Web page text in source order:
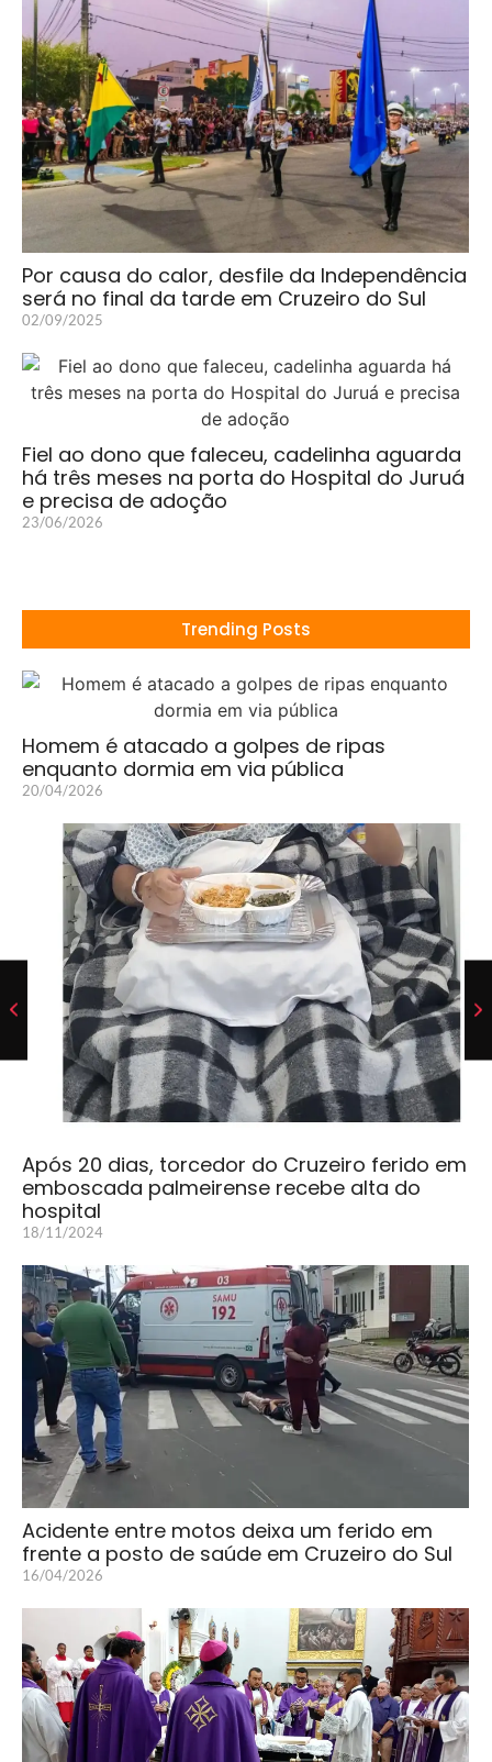
Por causa do calor, desfile da Independência
será no final da tarde em Cruzeiro do Sul
02/09/2025
Fiel ao dono que faleceu, cadelinha aguarda
há três meses na porta do Hospital do Juruá
e precisa de adoção
23/06/2026
Trending Posts
Homem é atacado a golpes de ripas
enquanto dormia em via pública
20/04/2026
Após 20 dias, torcedor do Cruzeiro ferido em
emboscada palmeirense recebe alta do
hospital
18/11/2024
Acidente entre motos deixa um ferido em
frente a posto de saúde em Cruzeiro do Sul
16/04/2026